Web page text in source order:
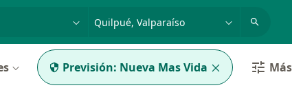
enfermedad o nombreciudad o comuna
Previsión: Nueva Mas Vida